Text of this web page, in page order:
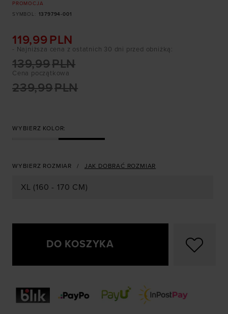
PROMOCJA
SYMBOL
1379794-001
119,99 PLN
Cena początkowa
239,99PLN
139,99PLN
- Najniższa cena z ostatnich 30 dni przed obniżką:
WYBIERZ KOLOR:
WYBIERZ ROZMIAR JAK DOBRAĆ ROZMIAR
XL (160 - 170 CM)
DO KOSZYKA